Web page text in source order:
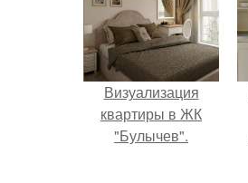
Визуализация
квартиры в ЖК
"Булычев".